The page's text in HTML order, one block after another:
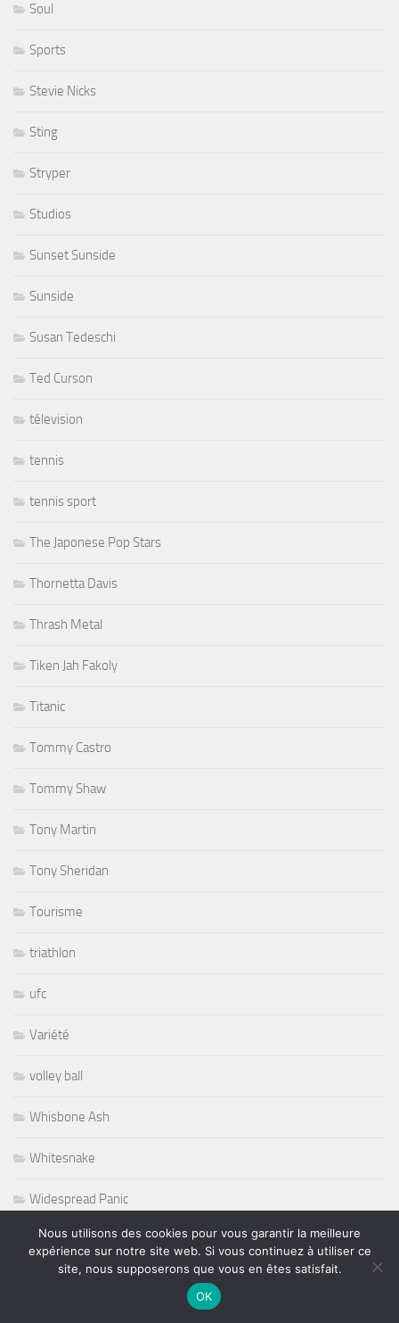
Soul
Sports
Stevie Nicks
Sting
Stryper
Studios
Sunset Sunside
Sunside
Susan Tedeschi
Ted Curson
télevision
tennis
tennis sport
The Japonese Pop Stars
Thornetta Davis
Thrash Metal
Tiken Jah Fakoly
Titanic
Tommy Castro
Tommy Shaw
Tony Martin
Tony Sheridan
Tourisme
triathlon
ufc
Variété
volley ball
Whisbone Ash
Whitesnake
Widespread Panic
World
Nous utilisons des cookies pour vous garantir la meilleure
expérience sur notre site web. Si vous continuez à utiliser ce
site, nous supposerons que vous en êtes satisfait.
OK